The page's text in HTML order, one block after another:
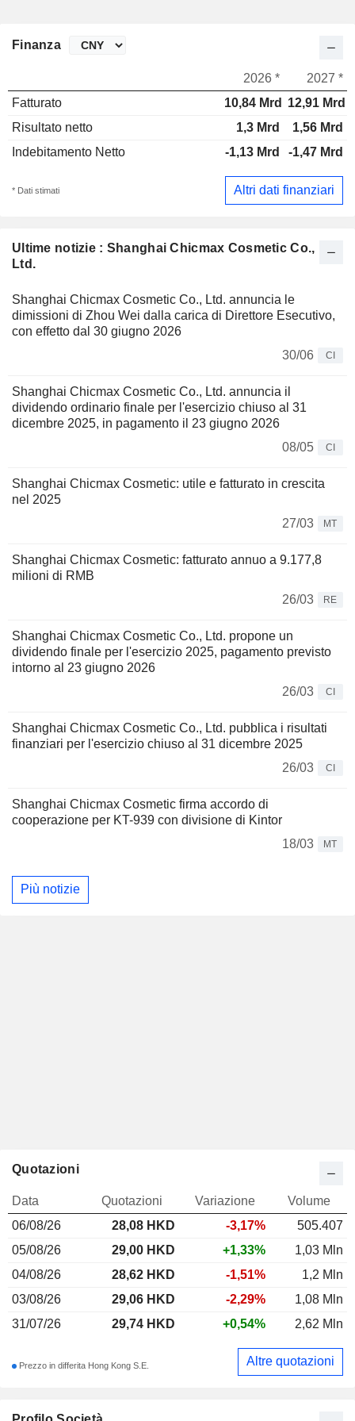
Ultime notizie : Shanghai Chicmax Cosmetic Co.,
Ltd.
Shanghai Chicmax Cosmetic Co., Ltd. annuncia le
dimissioni di Zhou Wei dalla carica di Direttore Esecutivo,
con effetto dal 30 giugno 2026
30/06
CI
Shanghai Chicmax Cosmetic Co., Ltd. annuncia il
dividendo ordinario finale per l'esercizio chiuso al 31
dicembre 2025, in pagamento il 23 giugno 2026
08/05
CI
Shanghai Chicmax Cosmetic: utile e fatturato in crescita
nel 2025
27/03
MT
Shanghai Chicmax Cosmetic: fatturato annuo a 9.177,8
milioni di RMB
26/03
RE
Shanghai Chicmax Cosmetic Co., Ltd. propone un
dividendo finale per l'esercizio 2025, pagamento previsto
intorno al 23 giugno 2026
26/03
CI
Shanghai Chicmax Cosmetic Co., Ltd. pubblica i risultati
finanziari per l'esercizio chiuso al 31 dicembre 2025
26/03
CI
Shanghai Chicmax Cosmetic firma accordo di
cooperazione per KT-939 con divisione di Kintor
18/03
MT
Più notizie
Finanza
2026 *
2027 *
Fatturato
10,84 Mrd
12,91 Mrd
Risultato netto
1,3 Mrd
1,56 Mrd
Indebitamento Netto
-1,13 Mrd -1,47 Mrd
* Dati stimati Altri dati finanziari
Quotazioni
Data Quotazioni Variazione
Volume
06/08/26
28,08 HKD -3,17%
505.407
05/08/26
29,00 HKD +1,33%
1,03 Mln
04/08/26
28,62 HKD -1,51%
1,2 Mln
03/08/26
29,06 HKD -2,29%
1,08 Mln
31/07/26
29,74 HKD +0,54% 2,62 Mln
Prezzo in differita Hong Kong S.E. Altre quotazioni